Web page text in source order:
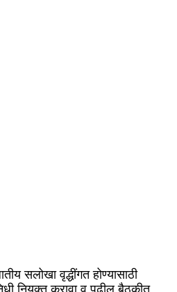
सलोखा वृद्धींगत होण्यासाठी
नियुक्त करावा व पुढील बैठकीत